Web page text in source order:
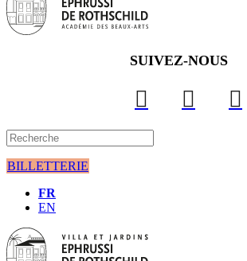
SUIVEZ-NOUS
BILLETTERIE
FR
EN